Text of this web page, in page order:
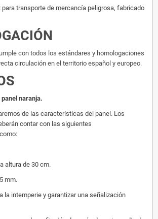
para transporte de mercancía peligrosa, fabricado
con todos los estándares y homologaciones
circulación en el territorio español y europeo.
naranja.
de las características del panel. Los
contar con las siguientes
altura de 30 cm.
mm.
la intemperie y garantizar una señalización